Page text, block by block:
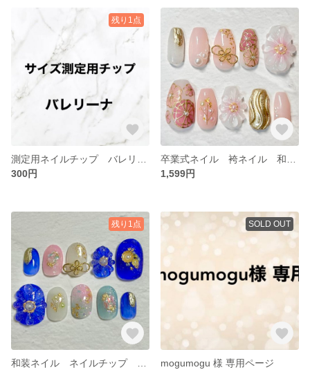
残り1点
300円
1,599円
残り1点 SOLD OUT
mogumogu 様 専用ページ